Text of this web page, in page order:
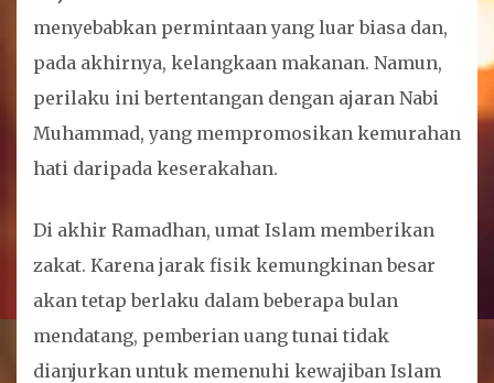
menyebabkan permintaan yang luar biasa dan,
pada akhirnya, kelangkaan makanan. Namun,
perilaku ini bertentangan dengan ajaran Nabi
Muhammad, yang mempromosikan kemurahan
hati daripada keserakahan.
Di akhir Ramadhan, umat Islam memberikan
zakat. Karena jarak fisik kemungkinan besar
akan tetap berlaku dalam beberapa bulan
mendatang, pemberian uang tunai tidak
dianjurkan untuk memenuhi kewajiban Islam